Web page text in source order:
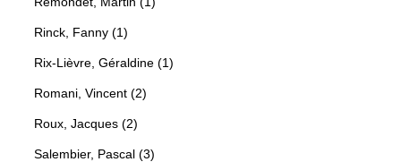
Rinck, Fanny (1)
Rix-Lièvre, Géraldine (1)
Romani, Vincent (2)
Roux, Jacques (2)
Salembier, Pascal (3)